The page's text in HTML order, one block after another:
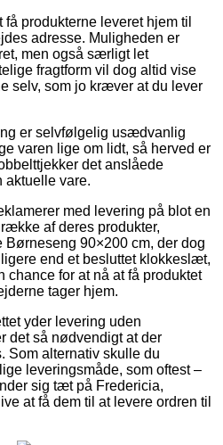
produkterne leveret hjem til
adresse. Muligheden er
men også særligt let
fragtform vil dog altid vise
selv, som jo kræver at du lever
er selvfølgelig usædvanlig
varen lige om lidt, så herved er
det anslåede
aktuelle vare.
med levering på blot en
af deres produkter,
90×200 cm, der dog
end et besluttet klokkeslæt,
chance for at nå at få produktet
tager hjem.
yder levering uden
det så nødvendigt at der
Som alternativ skulle du
leveringsmåde, som oftest –
sig tæt på Fredericia,
at få dem til at levere ordren til